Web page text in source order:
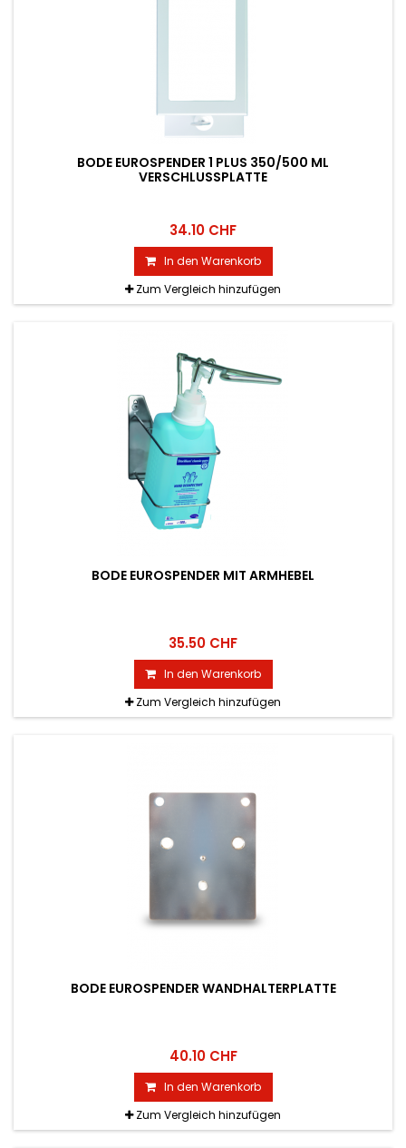
BODE EUROSPENDER 1 PLUS 350/500 ML
VERSCHLUSSPLATTE
34.10 CHF
In den Warenkorb
Zum Vergleich hinzufügen
BODE EUROSPENDER MIT ARMHEBEL
35.50 CHF
In den Warenkorb
Zum Vergleich hinzufügen
BODE EUROSPENDER WANDHALTERPLATTE
40.10 CHF
In den Warenkorb
Zum Vergleich hinzufügen